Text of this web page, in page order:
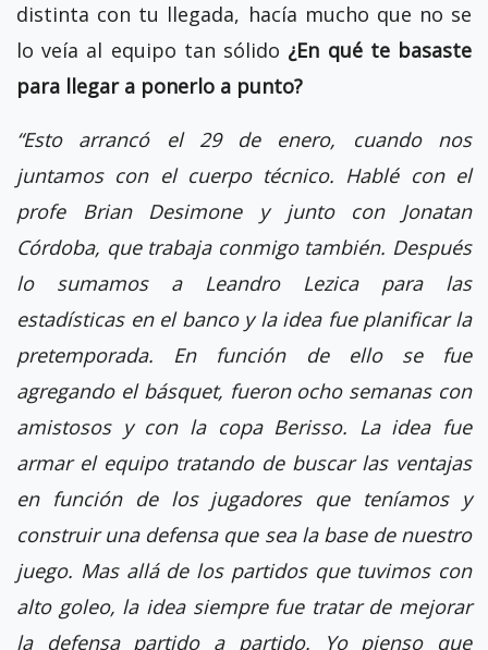
distinta con tu llegada, hacía mucho que no se
lo veía al equipo tan sólido ¿En qué te basaste
para llegar a ponerlo a punto?
“Esto arrancó el 29 de enero, cuando nos
juntamos con el cuerpo técnico. Hablé con el
profe Brian Desimone y junto con Jonatan
Córdoba, que trabaja conmigo también. Después
lo sumamos a Leandro Lezica para las
estadísticas en el banco y la idea fue planificar la
pretemporada. En función de ello se fue
agregando el básquet, fueron ocho semanas con
amistosos y con la copa Berisso. La idea fue
armar el equipo tratando de buscar las ventajas
en función de los jugadores que teníamos y
construir una defensa que sea la base de nuestro
juego. Mas allá de los partidos que tuvimos con
alto goleo, la idea siempre fue tratar de mejorar
la defensa partido a partido. Yo pienso que